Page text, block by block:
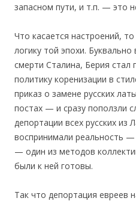
запасном пути, и т.п. — это
Что касается настроений,
логику той эпохи.
смерти Сталина, Берия стал
политику коренизации в
приказ о замене русских
постах — и сразу поползли
депортации всех русских из
воспринимали реальность
— один из методов
были к ней готовы.
Так что депортация евреев